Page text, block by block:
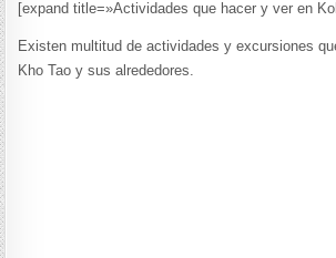
[expand title=»Actividades que hacer y ver en
Existen multitud de actividades y excursiones
Kho Tao y sus alrededores.